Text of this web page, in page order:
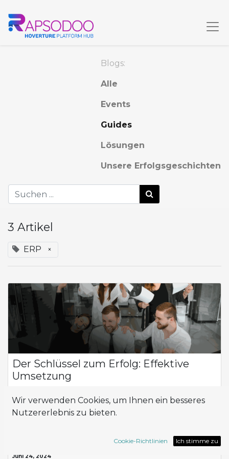
Blogs:
Alle
Events
Guides
Lösungen
Unsere Erfolgsgeschichten
3 Artikel
ERP ×
Der Schlüssel zum Erfolg: Effektive
Umsetzung
Implementierers in Ihrem Projek Die Implementierung und
der Implementierer spielen eine entscheidende Rolle für den
Juni 24, 2024
Wir verwenden Cookies, um Ihnen ein besseres
Nutzererlebnis zu bieten.
Cookie-Richtlinien Ich stimme zu